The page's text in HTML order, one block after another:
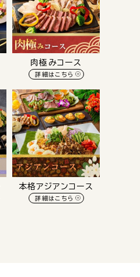
肉極みコース
詳細はこちら
本格アジアンコース
詳細はこちら